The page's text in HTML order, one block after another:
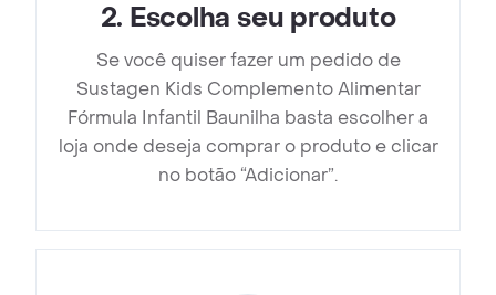
2. Escolha seu produto
Se você quiser fazer um pedido de
Sustagen Kids Complemento Alimentar
Fórmula Infantil Baunilha basta escolher a
loja onde deseja comprar o produto e clicar
no botão “Adicionar”.